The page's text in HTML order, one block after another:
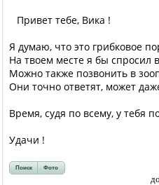
Привет тебе, Вика !
Я думаю, что это грибковое
На твоем месте я бы спросил
Можно также позвонить в
Они точно ответят, может
Время, судя по всему, у тебя
Удачи !
Поиск Фото